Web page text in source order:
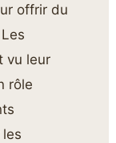
offrir du
vu leur
rôle